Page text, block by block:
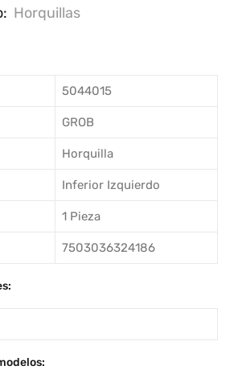
Horquillas
5044015
GROB
Horquilla
Inferior Izquierdo
1 Pieza
7503036324186